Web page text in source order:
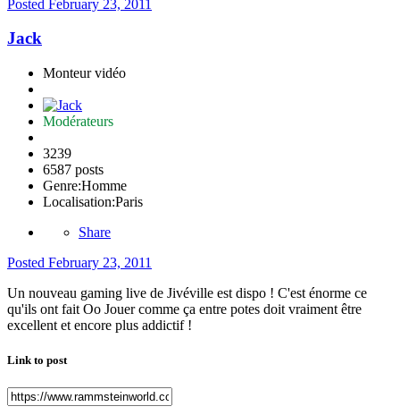
Posted February 23, 2011
Jack
Monteur vidéo
Modérateurs
3239
6587 posts
Genre:Homme
Localisation:Paris
Share
Posted February 23, 2011
Un nouveau gaming live de Jivéville est dispo ! C'est énorme ce
qu'ils ont fait Oo Jouer comme ça entre potes doit vraiment être
excellent et encore plus addictif !
Link to post